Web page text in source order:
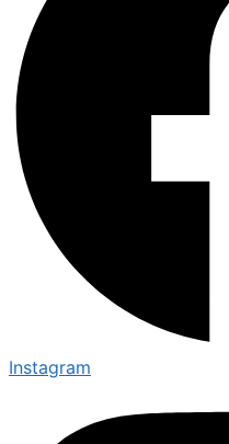
Instagram